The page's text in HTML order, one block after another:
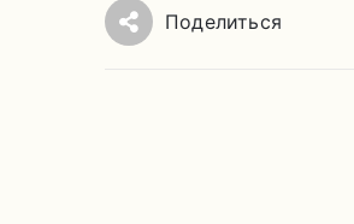
Поделиться